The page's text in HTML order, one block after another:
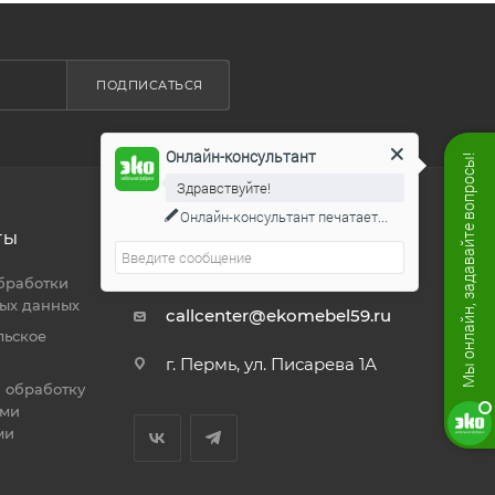
ПОДПИСАТЬСЯ
данных
обработку
8 800 444 19 50
ЗАКАЗАТЬ ЗВОНОК
callcenter@ekomebel59.ru
г. Пермь, ул. Писарева 1А Мы онлайн, задавайте вопросы!
Онлайн-консультант
Здравствуйте!
Онлайн-консультант печатает...